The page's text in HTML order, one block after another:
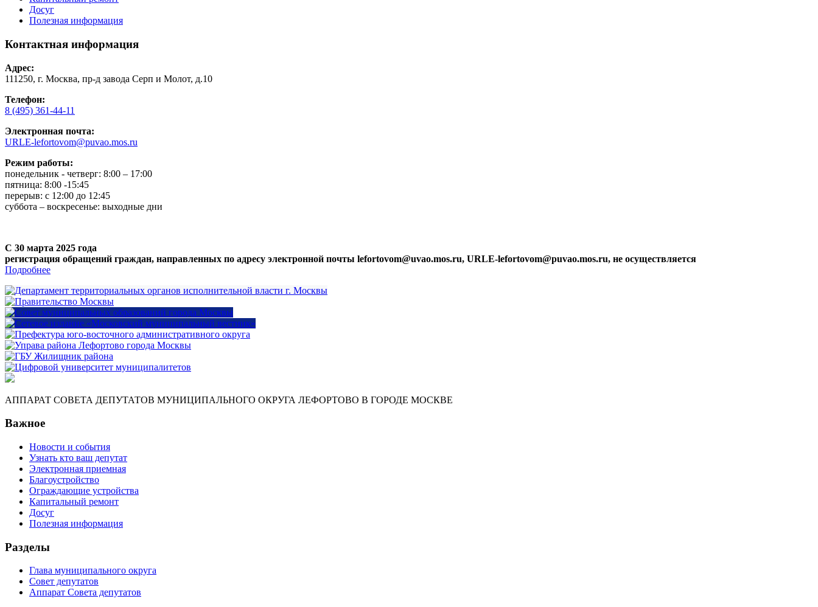
Досуг
Полезная информация
Контактная информация
Адрес:
111250, г. Москва, пр-д завода Серп и Молот, д.10
Телефон:
8 (495) 361-44-11
Электронная почта:
URLE-lefortovom@puvao.mos.ru
Режим работы:
понедельник - четверг: 8:00 – 17:00
пятница: 8:00 -15:45
перерыв: с 12:00 до 12:45
суббота – воскресенье: выходные дни
С 30 марта 2025 года
регистрация обращений граждан, направленных по адресу электронной почты lefortovom@uvao.mos.ru, URLE-lefortovom@puvao.mos.ru, не осуществляется
Подробнее
АППАРАТ СОВЕТА ДЕПУТАТОВ МУНИЦИПАЛЬНОГО ОКРУГА ЛЕФОРТОВО В ГОРОДЕ МОСКВЕ
Важное
Новости и события
Узнать кто ваш депутат
Электронная приемная
Благоустройство
Ограждающие устройства
Капитальный ремонт
Досуг
Полезная информация
Разделы
Глава муниципального округа
Совет депутатов
Аппарат Совета депутатов